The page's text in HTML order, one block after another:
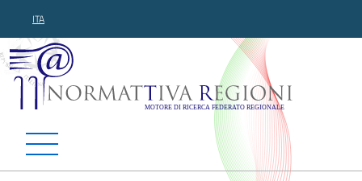
ITA
Normattiva Regioni -